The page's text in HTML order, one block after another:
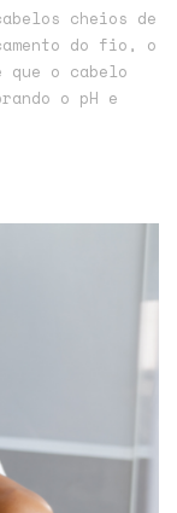
cheios de
do fio, o
que o cabelo
o pH e